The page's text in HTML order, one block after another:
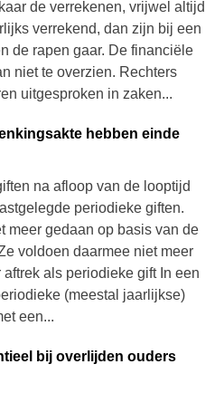
de verrekenen, vrijwel altijd
verrekend, dan zijn bij een
de rapen gaar. De financiële
niet te overzien. Rechters
uitgesproken in zaken...
hebben einde
na afloop van de looptijd
periodieke giften.
meer gedaan op basis van de
voldoen daarmee niet meer
als periodieke gift In een
(meestal jaarlijkse)
een...
bij overlijden ouders